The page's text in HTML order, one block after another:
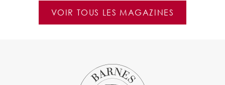
VOIR TOUS LES MAGAZINES